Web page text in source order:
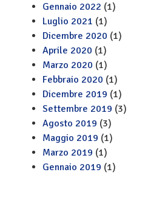
Gennaio 2022 (1)
Luglio 2021 (1)
Dicembre 2020 (1)
Aprile 2020 (1)
Marzo 2020 (1)
Febbraio 2020 (1)
Dicembre 2019 (1)
Settembre 2019 (3)
Agosto 2019 (3)
Maggio 2019 (1)
Marzo 2019 (1)
Gennaio 2019 (1)